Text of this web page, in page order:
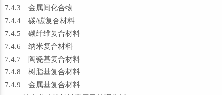
7.4.3 金属间化合物
7.4.4 碳/碳复合材料
7.4.5 碳纤维复合材料
7.4.6 纳米复合材料
7.4.7 陶瓷基复合材料
7.4.8 树脂基复合材料
7.4.9 金属基复合材料